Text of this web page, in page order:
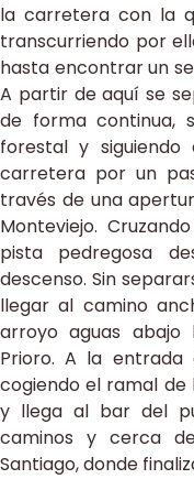
la carretera con la
transcurriendo por
hasta encontrar un
A partir de aquí se
de forma continua,
forestal y
carretera por un
través de una
Monteviejo.
pista pedregosa
descenso. Sin
llegar al camino
arroyo aguas
Prioro. A la
cogiendo el ramal de
y llega al bar del
caminos y cerca
Santiago, donde